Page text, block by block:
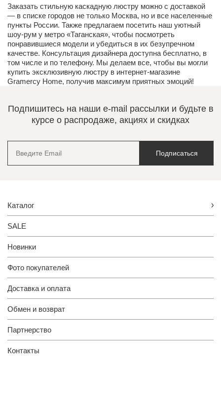
Заказать стильную каскадную люстру можно с доставкой
— в списке городов не только Москва, но и все населенные
пункты России. Также предлагаем посетить наш уютный
шоу-рум у метро «Таганская», чтобы посмотреть
понравившиеся модели и убедиться в их безупречном
качестве. Консультация дизайнера доступна бесплатно, в
том числе и по телефону. Мы делаем все, чтобы вы могли
купить эксклюзивную люстру в интернет-магазине
Gramercy Home, получив максимум приятных эмоций!
Подпишитесь на наши e-mail рассылки и будьте в
курсе о распродаже, акциях и скидках
Подписаться
Каталог
SALE
Новинки
Фото покупателей
Доставка и оплата
Обмен и возврат
Партнерство
Контакты